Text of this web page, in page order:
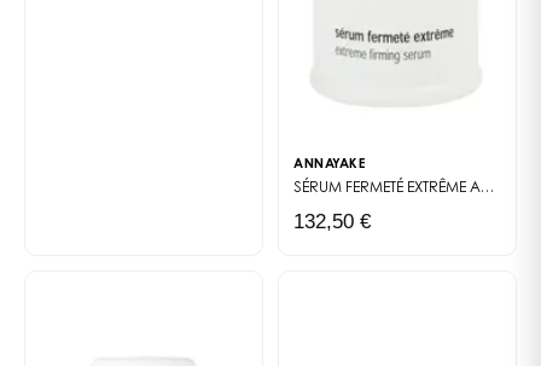
perfectamente limpios y desmaquillados, después de
su sérum. *Test de uso realizado durante 28 días sobre
ANNAYAKE
SÉRUM FERMETÉ EXTRÊME ANTI-AGE EXTRÊME
132,50 €